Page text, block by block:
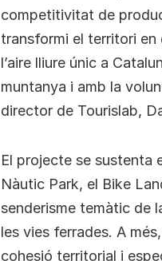
competitivitat de
transformi el territori en
l’aire lliure únic a
muntanya i amb la
director de Tourislab,
El projecte se sustenta
Nàutic Park, el Bike
senderisme temàtic de
les vies ferrades. A
cohesió territorial i